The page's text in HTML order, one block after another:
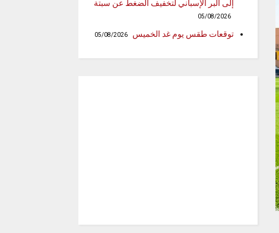
إلى البر الإسباني لتخفيف الضغط عن سبتة
05/08/2026
توقعات طقس يوم غد الخميس 05/08/2026